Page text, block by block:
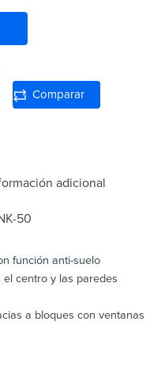
Comparar
adicional
50
función anti-suelo
centro y las paredes
a bloques con ventanas